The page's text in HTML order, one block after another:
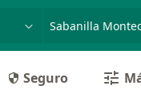
o nombre
Seguro